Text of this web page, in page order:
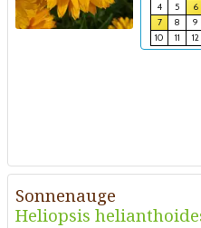
4
5
6
7
8
9
10
11 12
Sonnenauge
Heliopsis